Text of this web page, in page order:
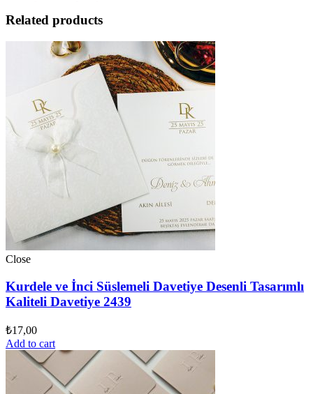
Related products
Close
Kurdele ve İnci Süslemeli Davetiye Desenli Tasarımlı
Kaliteli Davetiye 2439
₺17,00
Add to cart